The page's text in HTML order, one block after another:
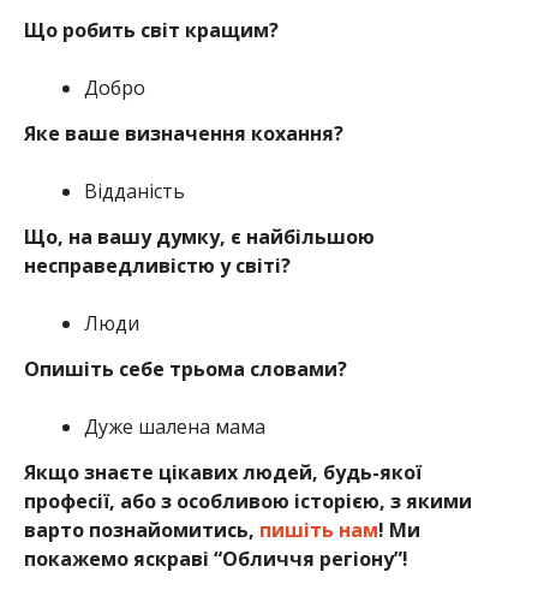
Що робить світ кращим?
Добро
Яке ваше визначення кохання?
Відданість
Що, на вашу думку, є найбільшою
несправедливістю у світі?
Люди
Опишіть себе трьома словами?
Дуже шалена мама
Якщо знаєте цікавих людей, будь-якої
професії, або з особливою історією, з якими
варто познайомитись, пишіть нам! Ми
покажемо яскраві “Обличчя регіону”!